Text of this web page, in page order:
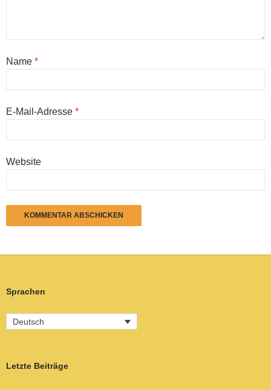
Name *
E-Mail-Adresse *
Website
Sprachen
Deutsch
Letzte Beiträge